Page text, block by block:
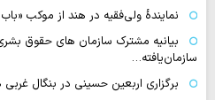
نمایندهٔ ولی‌فقیه در هند از موکب «باب‌الحسین
بیانیه مشترک سازمان های حقوق
سازمان‌یافته…
برگزاری اربعین حسینی در بنگال غربی